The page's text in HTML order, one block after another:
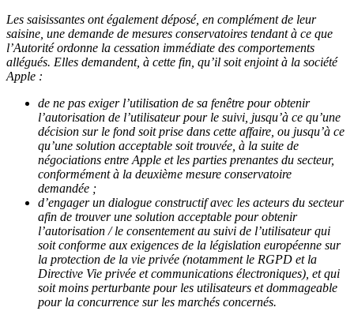
Les saisissantes ont également déposé, en complément de leur
saisine, une demande de mesures conservatoires tendant à ce que
l’Autorité ordonne la cessation immédiate des comportements
allégués. Elles demandent, à cette fin, qu’il soit enjoint à la société
Apple :
de ne pas exiger l’utilisation de sa fenêtre pour obtenir
l’autorisation de l’utilisateur pour le suivi, jusqu’à ce qu’une
décision sur le fond soit prise dans cette affaire, ou jusqu’à ce
qu’une solution acceptable soit trouvée, à la suite de
négociations entre Apple et les parties prenantes du secteur,
conformément à la deuxième mesure conservatoire
demandée ;
d’engager un dialogue constructif avec les acteurs du secteur
afin de trouver une solution acceptable pour obtenir
l’autorisation / le consentement au suivi de l’utilisateur qui
soit conforme aux exigences de la législation européenne sur
la protection de la vie privée (notamment le RGPD et la
Directive Vie privée et communications électroniques), et qui
soit moins perturbante pour les utilisateurs et dommageable
pour la concurrence sur les marchés concernés.